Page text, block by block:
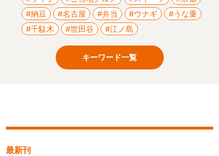
#納豆
#名古屋 #弁当 #ウナギ
#うな重
#千駄木
#世田谷 #江ノ島
キーワード一覧
最新刊